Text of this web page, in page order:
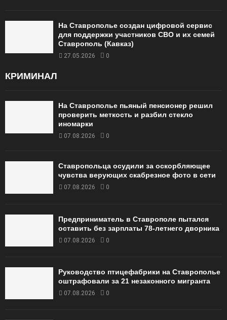
На Ставрополье создан цифровой сервис
для поддержки участников СВО и их семей
Ставрополь (Кавказ)
27.05.2026 0
КРИМИНАЛ
На Ставрополье пьяный пенсионер решил
проверить меткость и разбил стекло
иномарки
07.08.2026 0
Ставропольца осудили за оскорбляющее
чувства верующих скабрезное фото в сети
07.08.2026 0
Предприниматель в Ставрополе пытался
оставить без зарплаты 78-летнего дворника
07.08.2026 0
Руководство птицефабрики на Ставрополье
оштрафовали за 21 незаконного мигранта
07.08.2026 0